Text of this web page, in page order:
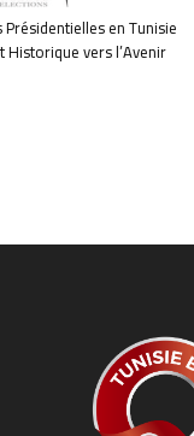
en Tunisie
Historique vers l’Avenir